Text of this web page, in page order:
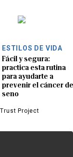
ESTILOS DE VIDA
Fácil y segura:
practica esta rutina
para ayudarte a
prevenir el cáncer de
seno